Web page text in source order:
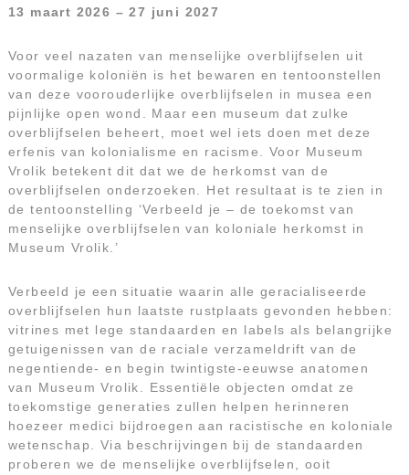
13 maart 2026 – 27 juni 2027
Voor veel nazaten van menselijke overblijfselen uit
voormalige koloniën is het bewaren en tentoonstellen
van deze voorouderlijke overblijfselen in musea een
pijnlijke open wond. Maar een museum dat zulke
overblijfselen beheert, moet wel iets doen met deze
erfenis van kolonialisme en racisme. Voor Museum
Vrolik betekent dit dat we de herkomst van de
overblijfselen onderzoeken. Het resultaat is te zien in
de tentoonstelling ‘Verbeeld je – de toekomst van
menselijke overblijfselen van koloniale herkomst in
Museum Vrolik.’
Verbeeld je een situatie waarin alle geracialiseerde
overblijfselen hun laatste rustplaats gevonden hebben:
vitrines met lege standaarden en labels als belangrijke
getuigenissen van de raciale verzameldrift van de
negentiende- en begin twintigste-eeuwse anatomen
van Museum Vrolik. Essentiële objecten omdat ze
toekomstige generaties zullen helpen herinneren
hoezeer medici bijdroegen aan racistische en koloniale
wetenschap. Via beschrijvingen bij de standaarden
proberen we de menselijke overblijfselen, ooit